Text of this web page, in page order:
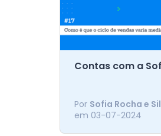
Contas com a
vendas e
deves
de serviços,
naquilo que
Por Sofia Rocha e
em 03-07-2024